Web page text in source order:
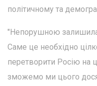
політичному та
"Непорушною
Саме це необхідно
перетворити Росію на
зможемо ми цього